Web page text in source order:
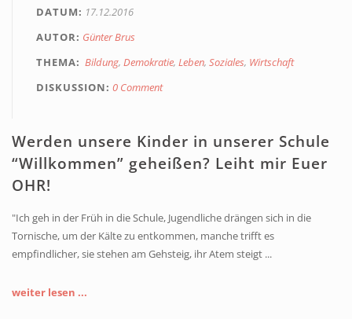
DATUM
17.12.2016
AUTOR Günter Brus
THEMA
Bildung Demokratie Leben Soziales Wirtschaft
DISKUSSION 0 Comment
Werden unsere Kinder in unserer Schule
“Willkommen” geheißen? Leiht mir Euer
OHR!
"Ich geh in der Früh in die Schule, Jugendliche drängen sich in die
Tornische, um der Kälte zu entkommen, manche trifft es
empfindlicher, sie stehen am Gehsteig, ihr Atem steigt ...
weiter lesen ...